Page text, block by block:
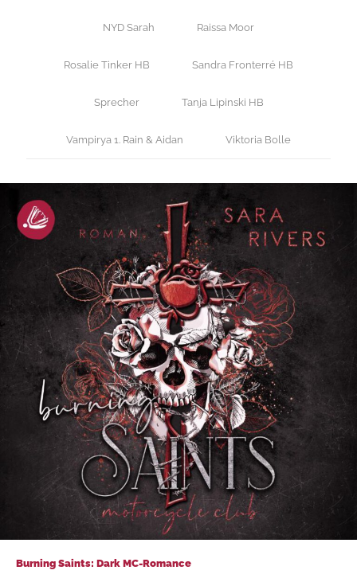
NYD Sarah Raissa Moor
Rosalie Tinker HB Sandra Fronterré HB
Sprecher Tanja Lipinski HB
Vampirya 1. Rain & Aidan Viktoria Bolle
Burning Saints: Dark MC-Romance
Burning Saints: Dark MC-Romance